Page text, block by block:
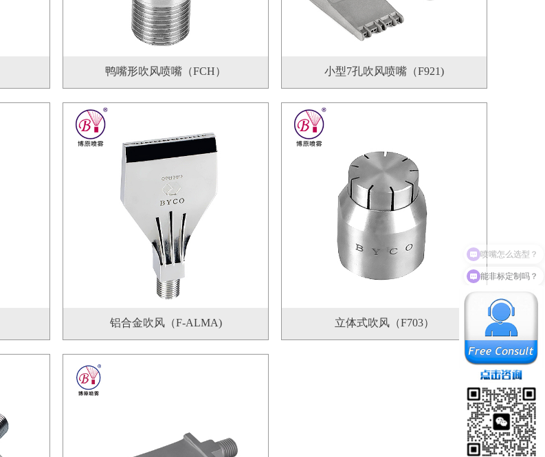
鸭嘴形吹风喷嘴（FCH） 小型7孔吹风喷嘴（F921)
铝合金吹风（F-ALMA) 立体式吹风（F703）
能非标定制吗？